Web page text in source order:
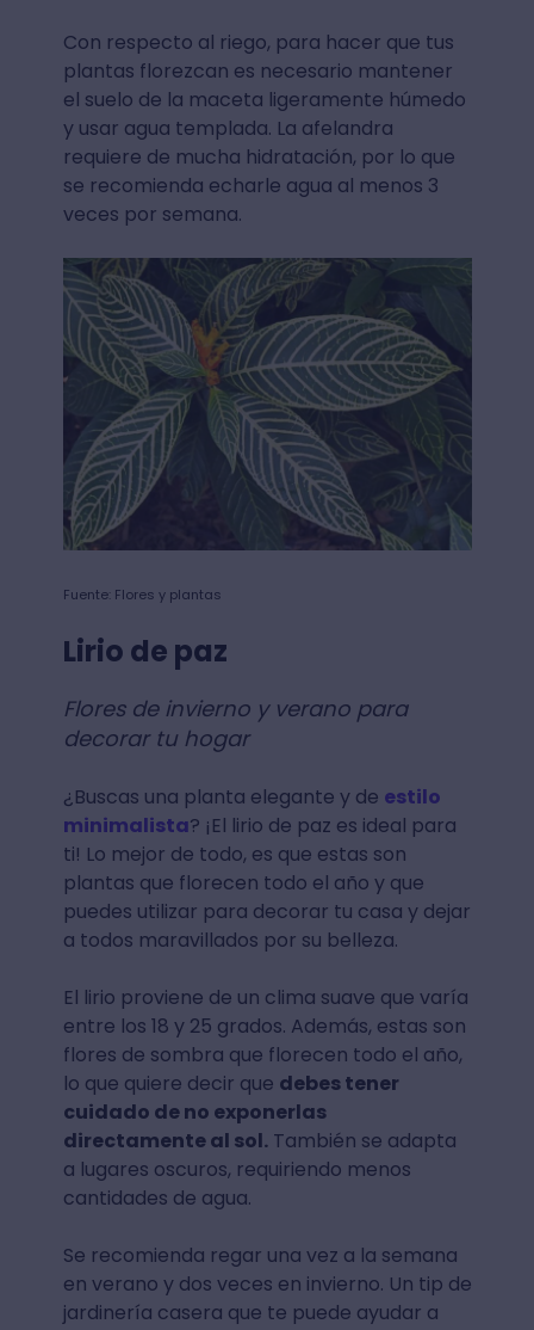
Con respecto al riego, para hacer que tus
plantas florezcan es necesario mantener
el suelo de la maceta ligeramente húmedo
y usar agua templada. La afelandra
requiere de mucha hidratación, por lo que
se recomienda echarle agua al menos 3
veces por semana.
Fuente: Flores y plantas
Lirio de paz
Flores de invierno y verano para
decorar tu hogar
¿Buscas una planta elegante y de estilo
minimalista? ¡El lirio de paz es ideal para
ti! Lo mejor de todo, es que estas son
plantas que florecen todo el año y que
puedes utilizar para decorar tu casa y dejar
a todos maravillados por su belleza.
El lirio proviene de un clima suave que varía
entre los 18 y 25 grados. Además, estas son
flores de sombra que florecen todo el año,
lo que quiere decir que debes tener
cuidado de no exponerlas
directamente al sol.También se adapta
a lugares oscuros, requiriendo menos
cantidades de agua.
Se recomienda regar una vez a la semana
en verano y dos veces en invierno. Un tip de
jardinería casera que te puede ayudar a